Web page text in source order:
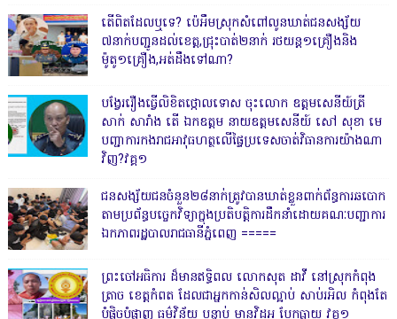
តើពិតដែលឬទេ? ប៉េអឹមស្រុកសំពៅលូនឃាត់ជនសង្ស័យ
៧នាក់បញ្ជូនដល់ខេត្ត,ជ្រុះបាត់២នាក់ រថយន្ត១គ្រឿងនិង
ម៉ូតូ១គ្រឿង,អត់ដឹងទៅណា?
បង្វែររឿងធ្វើលិខិតថ្កោលទោស ចុះលោក ឧត្តមសេនីយ៍ត្រី
សាក់ សារាំង តើ ឯកឧត្តម នាយឧត្តមសេនីយ៍ សៅ សុខា មេ
បញ្ជាការកងរាជអាវុធហត្ថលើផ្ទៃប្រទេសចាត់វិធានការយ៉ាងណា
វិញ?វគ្គ១
ជនសង្ស័យជនចំនួន២៨នាក់ត្រូវបានឃាត់ខ្លួនពាក់ព័ន្ធការឆបោក
តាមប្រព័ន្ធបច្ចេកវិទ្យាក្នុងប្រតិបត្តិការដឹកនាំដោយគណៈបញ្ជាការ
ឯកភាពរដ្ឋបាលរាជធានីភ្នំពេញ ‎=====
ព្រះចៅអធិការ ដ៏មានឥទ្ធិពល លោកសុត ដាវី នៅស្រុកកំពុង
ត្រាច ខេត្តកំពត ដែលជាអ្នកកាន់សិលល្អាប់ សាប់រអិល កំពុងតែ
បំផ្លិចបំផ្លាញ ធម៌វិន័យ បន្ទាប់ មានវិដូអូ បែកធ្លាយ វគ្គ១